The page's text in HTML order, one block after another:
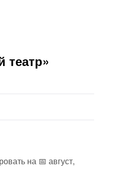
театр»
на 📅 август,